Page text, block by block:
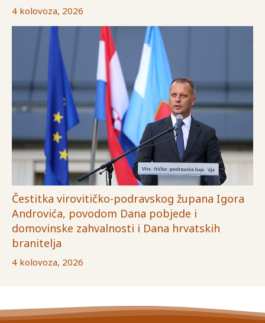
4 kolovoza, 2026
Čestitka virovitičko-podravskog župana Igora
Androvića, povodom Dana pobjede i
domovinske zahvalnosti i Dana hrvatskih
branitelja
4 kolovoza, 2026